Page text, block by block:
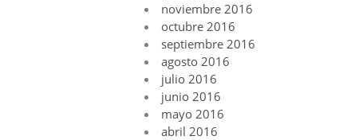
noviembre 2016
octubre 2016
septiembre 2016
agosto 2016
julio 2016
junio 2016
mayo 2016
abril 2016